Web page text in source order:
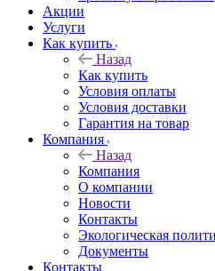
Акции
Услуги
Как купить
Назад
Как купить
Условия оплаты
Условия доставки
Гарантия на товар
Компания
Назад
Компания
О компании
Новости
Контакты
Экологическая
Документы
Контакты